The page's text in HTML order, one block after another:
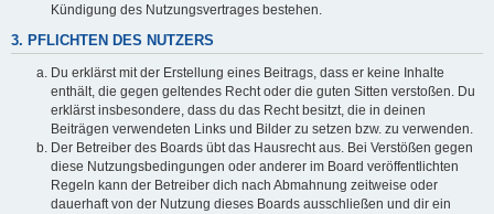
Kündigung des Nutzungsvertrages bestehen.
3. PFLICHTEN DES NUTZERS
Du erklärst mit der Erstellung eines Beitrags, dass er keine Inhalte
enthält, die gegen geltendes Recht oder die guten Sitten verstoßen. Du
erklärst insbesondere, dass du das Recht besitzt, die in deinen
Beiträgen verwendeten Links und Bilder zu setzen bzw. zu verwenden.
Der Betreiber des Boards übt das Hausrecht aus. Bei Verstößen gegen
diese Nutzungsbedingungen oder anderer im Board veröffentlichten
Regeln kann der Betreiber dich nach Abmahnung zeitweise oder
dauerhaft von der Nutzung dieses Boards ausschließen und dir ein